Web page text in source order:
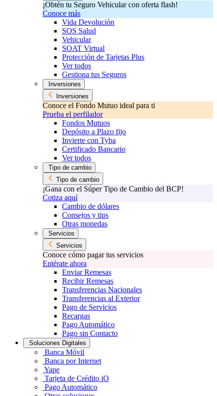
¡Obtén tu Seguro Vehicular con oferta flash!
Conoce más
Vida Devolución
SOS Salud
Vehicular
SOAT Virtual
Protección de Tarjetas Plus
Ver todos
Gestiona tus Seguros
Inversiones
Inversiones
Conoce el Fondo Mutuo ideal para ti
Prueba el perfilador
Fondos Mutuos
Depósito a Plazo fijo
Invierte con Tyba
Certificado Bancario
Ver todos
Tipo de cambio
Tipo de cambio
¡Gana con el Súper Tipo de Cambio del BCP!
Cotiza aquí
Cambio de dólares
Consejos y tips
Otras monedas
Servicios
Servicios
Conoce cómo pagar tus servicios
Entérate ahora
Enviar Remesas
Recibir Remesas
Transferencias Nacionales
Transferencias al Exterior
Pago de Servicios
Recargas
Pago Automático
Pago sin Contacto
Soluciones Digitales
Banca Móvil
Banca por Internet
Yape
Tarjeta de Crédito iO
Pago Automático